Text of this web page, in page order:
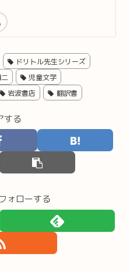
ドリトル先生シリーズ
児童文学
岩波書店 翻訳書
する
ォローする